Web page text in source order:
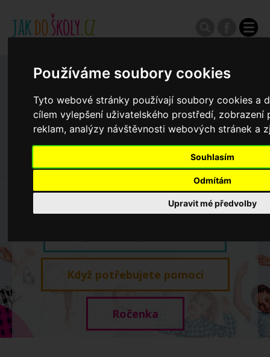
Používáme soubory cookies
Tyto webové stránky používají soubory cookies a
cílem vylepšení uživatelského prostředí, zobrazení
reklam, analýzy návštěvnosti webových stránek a
Souhlasím
Odmítám
Upravit mé předvolby
Zápisy do ZŠ 2026/27
Výroční zprávy
Koncepce školství
Když potřebujete pomoci
Ročenka